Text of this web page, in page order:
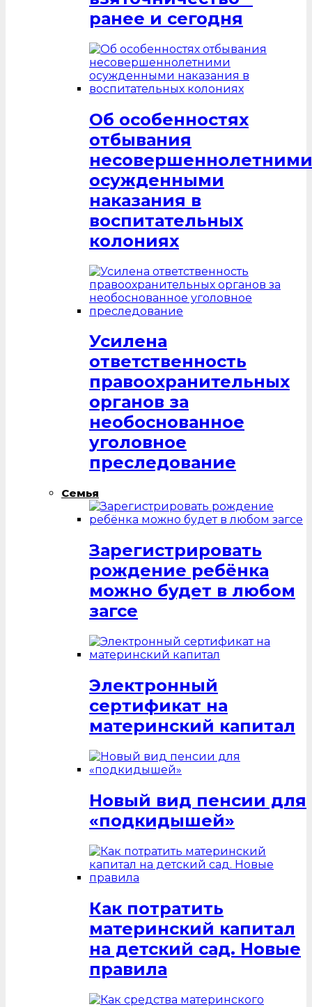
ранее и сегодня
Об особенностях
отбывания
несовершеннолетними
осужденными
наказания в
воспитательных
колониях
Усилена
ответственность
правоохранительных
органов за
необоснованное
уголовное
преследование
Семья
Зарегистрировать
рождение ребёнка
можно будет в любом
загсе
Электронный
сертификат на
материнский капитал
Новый вид пенсии для
«подкидышей»
Как потратить
материнский капитал
на детский сад. Новые
правила